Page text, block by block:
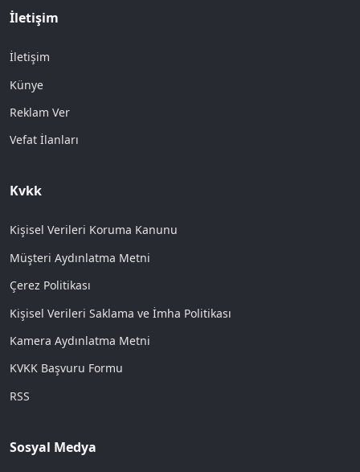
İletişim
İletişim
Künye
Reklam Ver
Vefat İlanları
Kvkk
Kişisel Verileri Koruma Kanunu
Müşteri Aydınlatma Metni
Çerez Politikası
Kişisel Verileri Saklama ve İmha Politikası
Kamera Aydınlatma Metni
KVKK Başvuru Formu
RSS
Sosyal Medya